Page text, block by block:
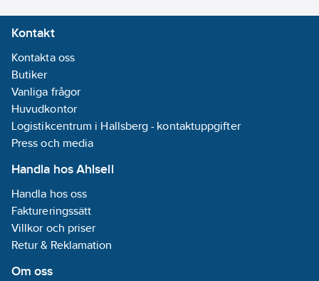
Kontakt
Kontakta oss
Butiker
Vanliga frågor
Huvudkontor
Logistikcentrum i Hallsberg - kontaktuppgifter
Press och media
Handla hos Ahlsell
Handla hos oss
Faktureringssätt
Villkor och priser
Retur & Reklamation
Om oss